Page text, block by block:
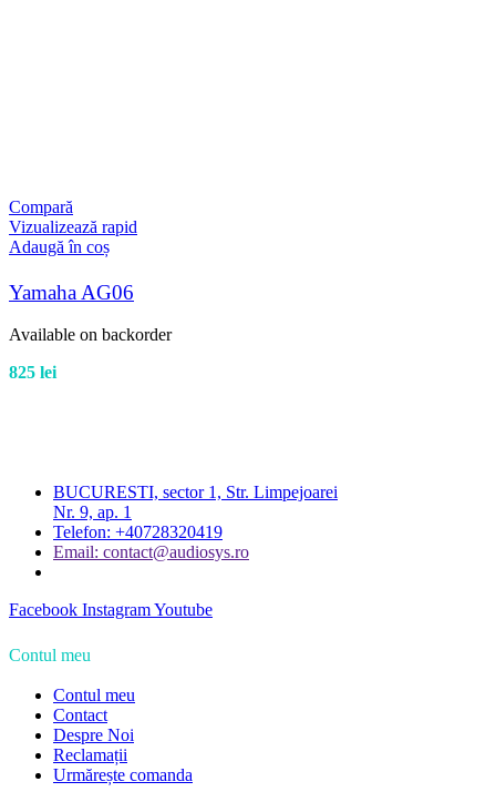
Compară
Vizualizează rapid
Adaugă în coș
Yamaha AG06
Available on backorder
825 lei
BUCURESTI, sector 1, Str. Limpejoarei
Nr. 9, ap. 1
Telefon: +40728320419
Email: contact@audiosys.ro
Facebook InstagramYoutube
Contul meu
Contul meu
Contact
Despre Noi
Reclamații
Urmărește comanda